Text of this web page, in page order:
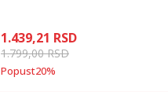
1.439,21 RSD
1.799,00RSD
Popust20%